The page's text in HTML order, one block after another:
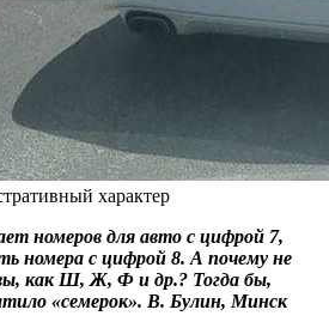
характер
номеров для авто с цифрой 7,
номера с цифрой 8. А почему не
как Ш, Ж, Ф и др.? Тогда бы,
«семерок». В. Булин, Минск